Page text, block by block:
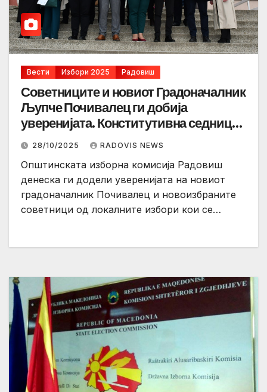
Вести Избори 2025 Радовиш
Советниците и новиот Градоначалник
Љупче Почивалец ги добија
уверенијата. Конститутивна седница
се најавува за наредните денови…
28/10/2025 RADOVIS NEWS
Општинската изборна комисија Радовиш
денеска ги додели уверенијата на новиот
градоначалник Почивалец и новоизбраните
советници од локалните избори кои се…